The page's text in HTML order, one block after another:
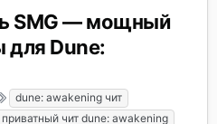
SMG — мощный
для Dune:
е
dune: awakening чит
приватный чит dune: awakening